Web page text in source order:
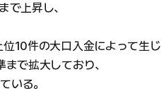
上昇し、
10件の大口入金によって生じ
で拡大しており、
いる。